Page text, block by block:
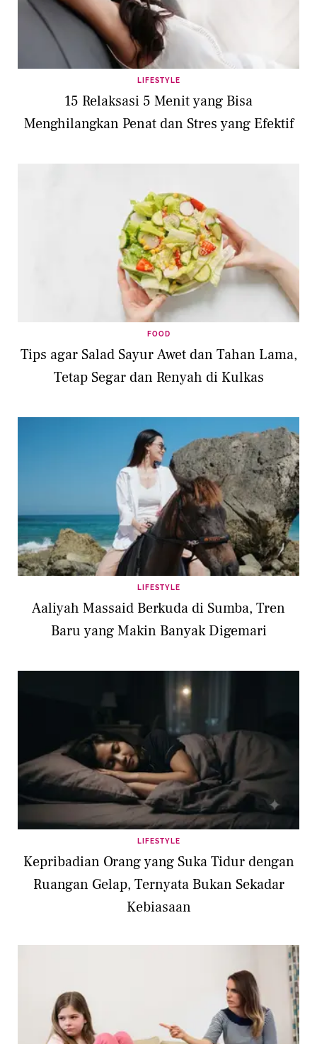
LIFESTYLE
15 Relaksasi 5 Menit yang Bisa
Menghilangkan Penat dan Stres yang Efektif
FOOD
Tips agar Salad Sayur Awet dan Tahan Lama,
Tetap Segar dan Renyah di Kulkas
LIFESTYLE
Aaliyah Massaid Berkuda di Sumba, Tren
Baru yang Makin Banyak Digemari
LIFESTYLE
Kepribadian Orang yang Suka Tidur dengan
Ruangan Gelap, Ternyata Bukan Sekadar
Kebiasaan